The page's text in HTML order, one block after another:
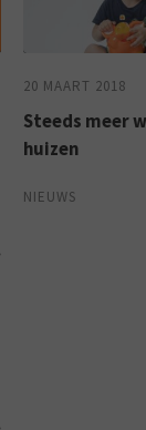
20 MAART 2018
Steeds meer
huizen
NIEUWS